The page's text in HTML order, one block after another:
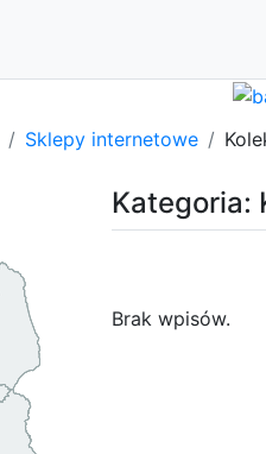
Sklepy internetowe
Kategoria:
Brak wpisów.